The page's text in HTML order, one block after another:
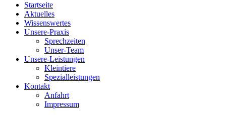
Startseite
Aktuelles
Wissenswertes
Unsere-Praxis
Sprechzeiten
Unser-Team
Unsere-Leistungen
Kleintiere
Spezialleistungen
Kontakt
Anfahrt
Impressum